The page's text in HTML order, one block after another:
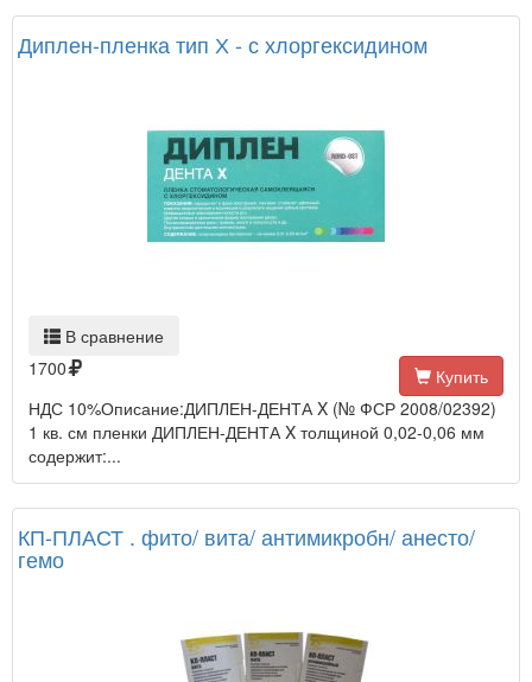
Диплен-пленка тип Х - с хлоргексидином
В сравнение
1700
Купить
НДС 10%Описание:ДИПЛЕН-ДЕНТА X (№ ФСР 2008/02392)
1 кв. см пленки ДИПЛЕН-ДЕНТА X толщиной 0,02-0,06 мм
содержит:...
КП-ПЛАСТ . фито/ вита/ антимикробн/ анесто/
гемо